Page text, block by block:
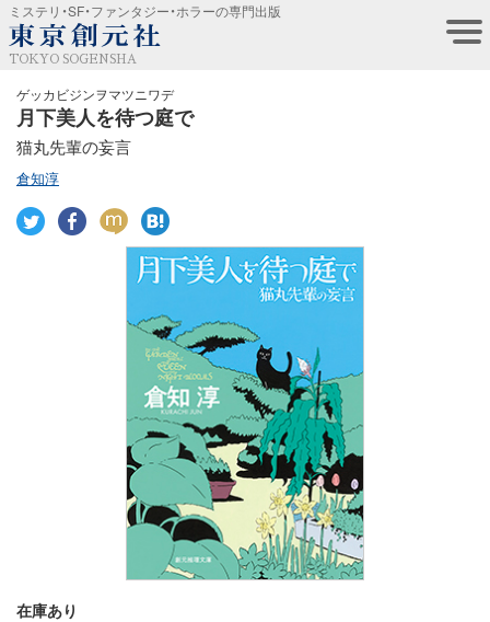
ミステリ・SF・ファンタジー・ホラーの専門出版
TOKYO SOGENSHA
ゲッカビジンヲマツニワデ
月下美人を待つ庭で
猫丸先輩の妄言
倉知淳
在庫あり